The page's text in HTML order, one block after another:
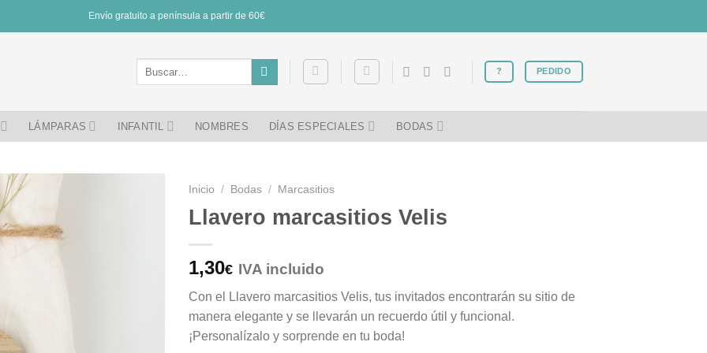
Envío gratuito a península a partir de 60€
? PEDIDO
LÁMPARAS INFANTIL NOMBRES DÍAS ESPECIALES BODAS
Inicio / Bodas / Marcasitios
Llavero marcasitios Velis
1,30€ IVA incluido
Con el Llavero marcasitios Velis, tus invitados encontrarán su sitio de
manera elegante y se llevarán un recuerdo útil y funcional.
¡Personalízalo y sorprende en tu boda!